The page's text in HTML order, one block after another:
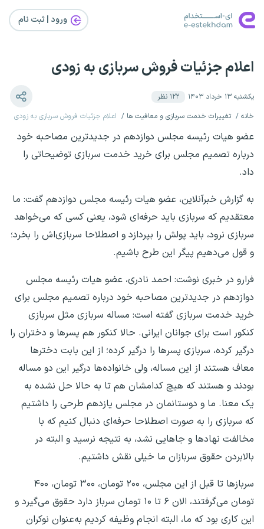
ورود | ثبت‌ نام
اعلام جزئیات فروش سربازی به زودی
یکشنبه ۱۳ خرداد ۱۴۰۳ ۱۲۲ نظر
خانه
تغییرات خدمت سربازی و معافیت ها اعلام جزئیات فروش سربازی به زودی
عضو هیات رئیسه مجلس دوازدهم در جدیدترین مصاحبه خود
درباره تصمیم مجلس برای خرید خدمت سربازی توضیحاتی را
داد.
به گزارش خبرآنلاین، عضو هیات رئیسه مجلس دوازدهم گفت: ما
معتقدیم که سربازی باید حرفه‌ای شود، یعنی کسی که می‌خواهد
سربازی نرود، باید پولش را بپردازد و اصطلاحا سربازی‌اش را بخرد؛
و قول می‌دهیم پیگر این طرح باشیم.
فرارو در خبری نوشت: احمد نادری، عضو هیات رئیسه مجلس
دوازدهم در جدیدترین مصاحبه خود درباره تصمیم مجلس برای
خرید خدمت سربازی گفته است: مساله سربازی مثل سربازی
کنکور است برای جوانان ایرانی. حالا کنکور هم پسرها و دختران را
درگیر کرده، سربازی پسرها را درگیر کرده؛ از این بابت دخترها
معاف هستند از این مساله، ولی خانواده‌ها درگیر این دو مساله
بودند و هستند که هیچ کدامشان هم تا به حالا حل نشده به
یک معنا. ما و دوستانمان در مجلس یازدهم طرحی را داشتیم
که سربازی را به صورت اصطلاحا حرفه‌ای دنبال کنیم که با
مخالفت نهادها و جاهایی نشد، به نتیجه نرسید و البته در
بالابردن حقوق سربازان ما خیلی نقش داشتیم.
سربازها تا قبل از این مجلس، ۲۰۰ تومان، ۳۰۰ تومان، ۴۰۰
تومان می‌گرفتند، الان ۶ تا ۱۰ تومان سرباز دارد حقوق می‌گیرد و
این کاری بود که ما، البته انجام وظیفه کردیم به‌عنوان نوکران